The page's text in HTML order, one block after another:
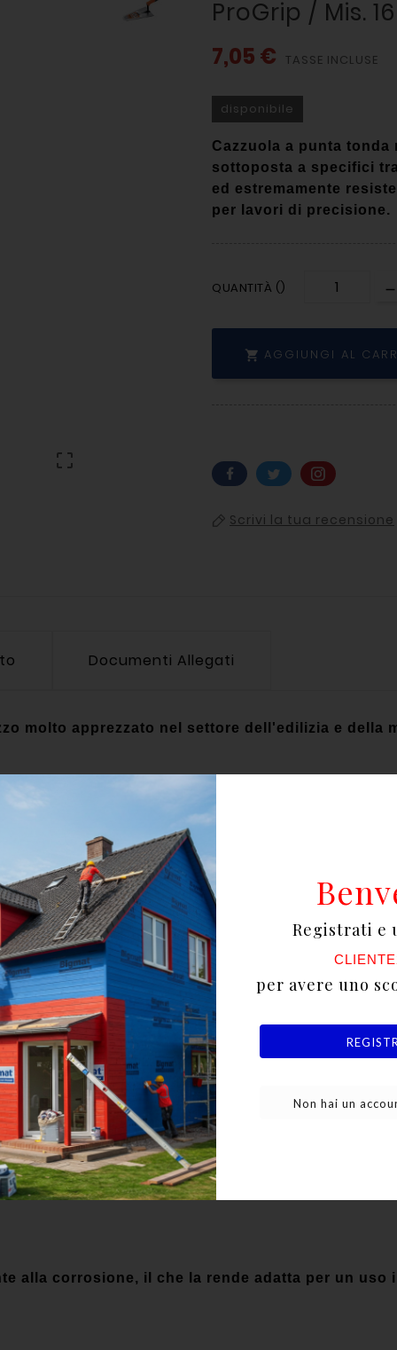

ProGrip / Mis.
7,05 € TASSE INCLUSE
disponibile
Cazzuola a punta
sottoposta a specifici
ed estremamente
per lavori di precisione.
QUANTITÀ ()
 AGGIUNGI AL
Scrivi la tua recensione
Documenti Allegati
molto apprezzato nel settore dell'edilizia e della
e confortevole durante l'uso, facilitando le
suo manico ergonomico che, grazie al design
sessioni di lavoro, consentendo una
alla corrosione, il che la rende adatta per un uso
Non hai un
Registrati e
per avere uno